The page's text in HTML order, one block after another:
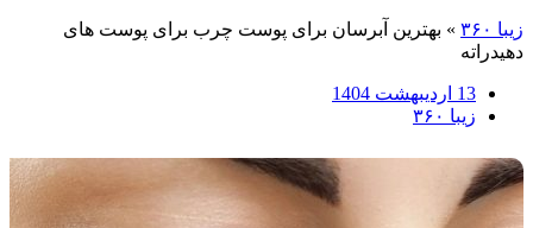
زیبا ۳۶۰ » بهترین آبرسان برای پوست چرب برای پوست های
دهیدراته
13 اردیبهشت 1404
زیبا ۳۶۰